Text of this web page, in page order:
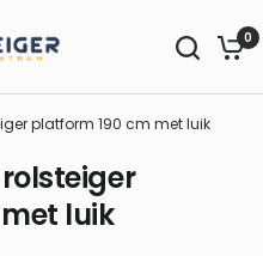
0
platform 190 cm met luik
luik